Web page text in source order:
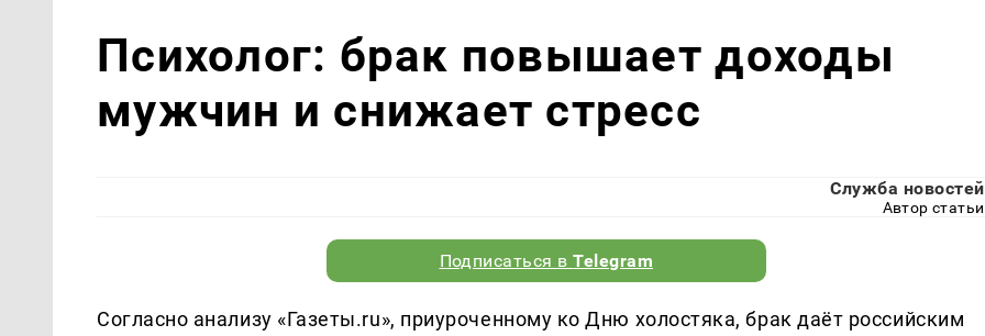
Психолог: брак повышает доходы
мужчин и снижает стресс
Служба новостей
Автор статьи
Подписаться вTelegram
Согласно анализу «Газеты.ru», приуроченному ко Дню холостяка, брак даёт российским